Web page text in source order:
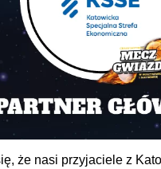
pasek
że nasi przyjaciele z